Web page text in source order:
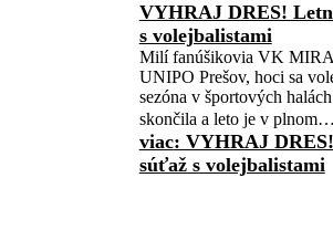
VYHRAJ DRES!
s volejbalistami
Milí fanúšikovia VK
UNIPO Prešov, hoci sa
sezóna v športových
skončila a leto je v plnom…
viac: VYHRAJ
súťaž s volejbalistami